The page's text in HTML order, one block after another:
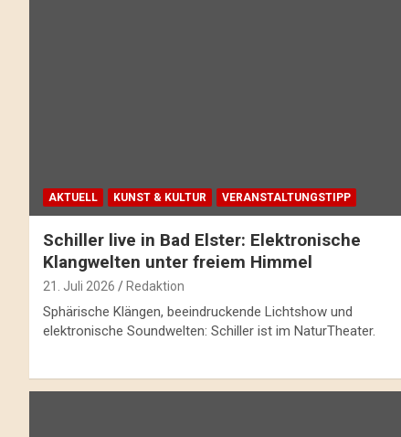
AKTUELL KUNST & KULTUR VERANSTALTUNGSTIPP
Schiller live in Bad Elster: Elektronische
Klangwelten unter freiem Himmel
21. Juli 2026 Redaktion
Sphärische Klängen, beeindruckende Lichtshow und
elektronische Soundwelten: Schiller ist im NaturTheater.